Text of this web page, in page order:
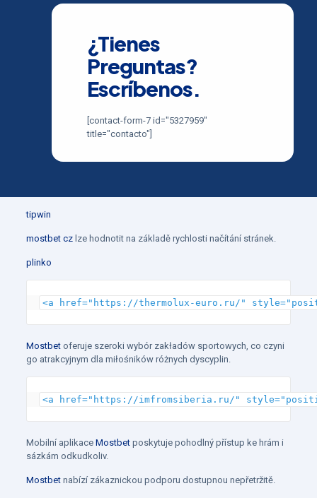
¿Tienes
Preguntas?
Escríbenos.
[contact-form-7 id="5327959"
title="contacto"]
tipwin
mostbet czlze hodnotit na základě rychlosti načítání stránek.
plinko
<a href="https://thermolux-euro.ru/"
Mostbetoferuje szeroki wybór zakładów sportowych, co czyni
go atrakcyjnym dla miłośników różnych dyscyplin.
<a href="https://imfromsiberia.ru/"
Mobilní aplikace Mostbetposkytuje pohodlný přístup ke hrám i
sázkám odkudkoliv.
Mostbetnabízí zákaznickou podporu dostupnou nepřetržitě.